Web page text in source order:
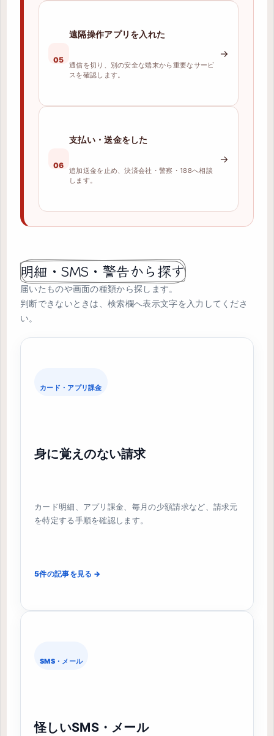
05
遠隔操作アプリを入れた
通信を切り、別の安全な端末から重要なサービ
スを確認します。
→
06
支払い・送金をした
追加送金を止め、決済会社・警察・188へ相談
します。
→
明細・SMS・警告から探す
届いたものや画面の種類から探します。
判断できないときは、検索欄へ表示文字を入力してくださ
い。
カード・アプリ課金
身に覚えのない請求
カード明細、アプリ課金、毎月の少額請求など、請求元
を特定する手順を確認します。
5件の記事を見る →
SMS・メール
怪しいSMS・メール